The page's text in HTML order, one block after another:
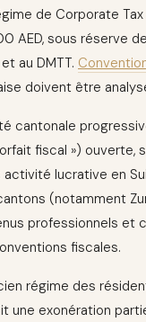
de Corporate
AED, sous réserve
au DMTT.
doivent être
cantonale
fiscal ») ouverte,
lucrative en
(notamment
professionnels et
fiscales.
régime des
une exonération